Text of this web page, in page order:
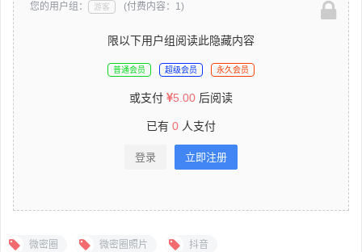
您的用户组： 游客 (付费内容：1)
限以下用户组阅读此隐藏内容
普通会员 超级会员 永久会员
或支付 5.00 后阅读
已有 0 人支付
登录 立即注册
微密圈 微密圈照片 抖音